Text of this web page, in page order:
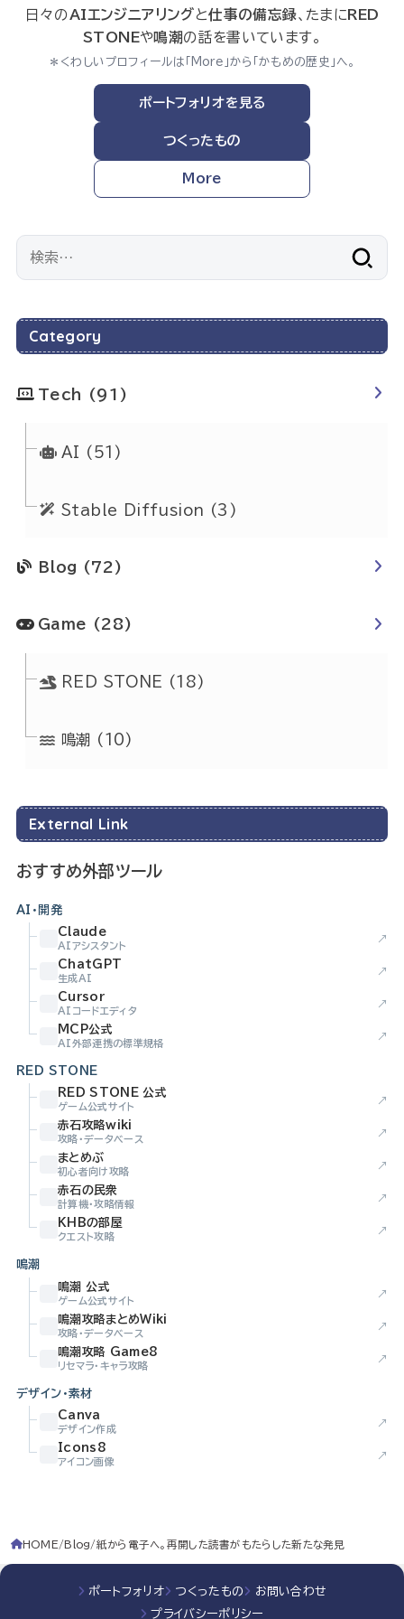
日々のAIエンジニアリングと仕事の備忘録、たまに RED
STONEや鳴潮の話を書いています。
＊くわしいプロフィールは「More」から「かもめの歴史」へ。
ポートフォリオを見る
つくったもの
More
索:
Category
Tech (91)
AI (51)
Stable Diffusion (3)
Blog (72)
Game (28)
RED STONE (18)
鳴潮 (10)
External Link
おすすめ外部ツール
AI・開発
Claude
AIアシスタント
↗
ChatGPT
生成AI
↗
Cursor
AIコードエディタ
↗
MCP公式
AI外部連携の標準規格
↗
RED STONE
RED STONE 公式
ゲーム公式サイト
↗
赤石攻略wiki
攻略・データベース
↗
まとめぶ
初心者向け攻略
↗
赤石の民衆
計算機・攻略情報
↗
KHBの部屋
クエスト攻略
↗
鳴潮
鳴潮 公式
ゲーム公式サイト
↗
鳴潮攻略まとめWiki
攻略・データベース
↗
鳴潮攻略 Game8
リセマラ・キャラ攻略
↗
デザイン・素材
Canva
デザイン作成
↗
Icons8
アイコン画像
↗
HOME Blog 紙から電子へ。再開した読書がもたらした新たな発見
ポートフォリオ つくったもの
お問い合わせ
プライバシーポリシー